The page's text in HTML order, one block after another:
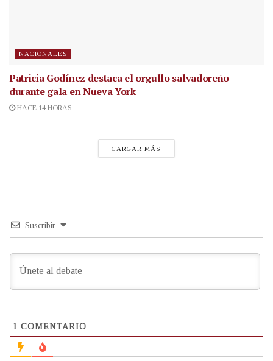
NACIONALES
Patricia Godínez destaca el orgullo salvadoreño
durante gala en Nueva York
HACE 14 HORAS
CARGAR MÁS
Suscribir
1 COMENTARIO